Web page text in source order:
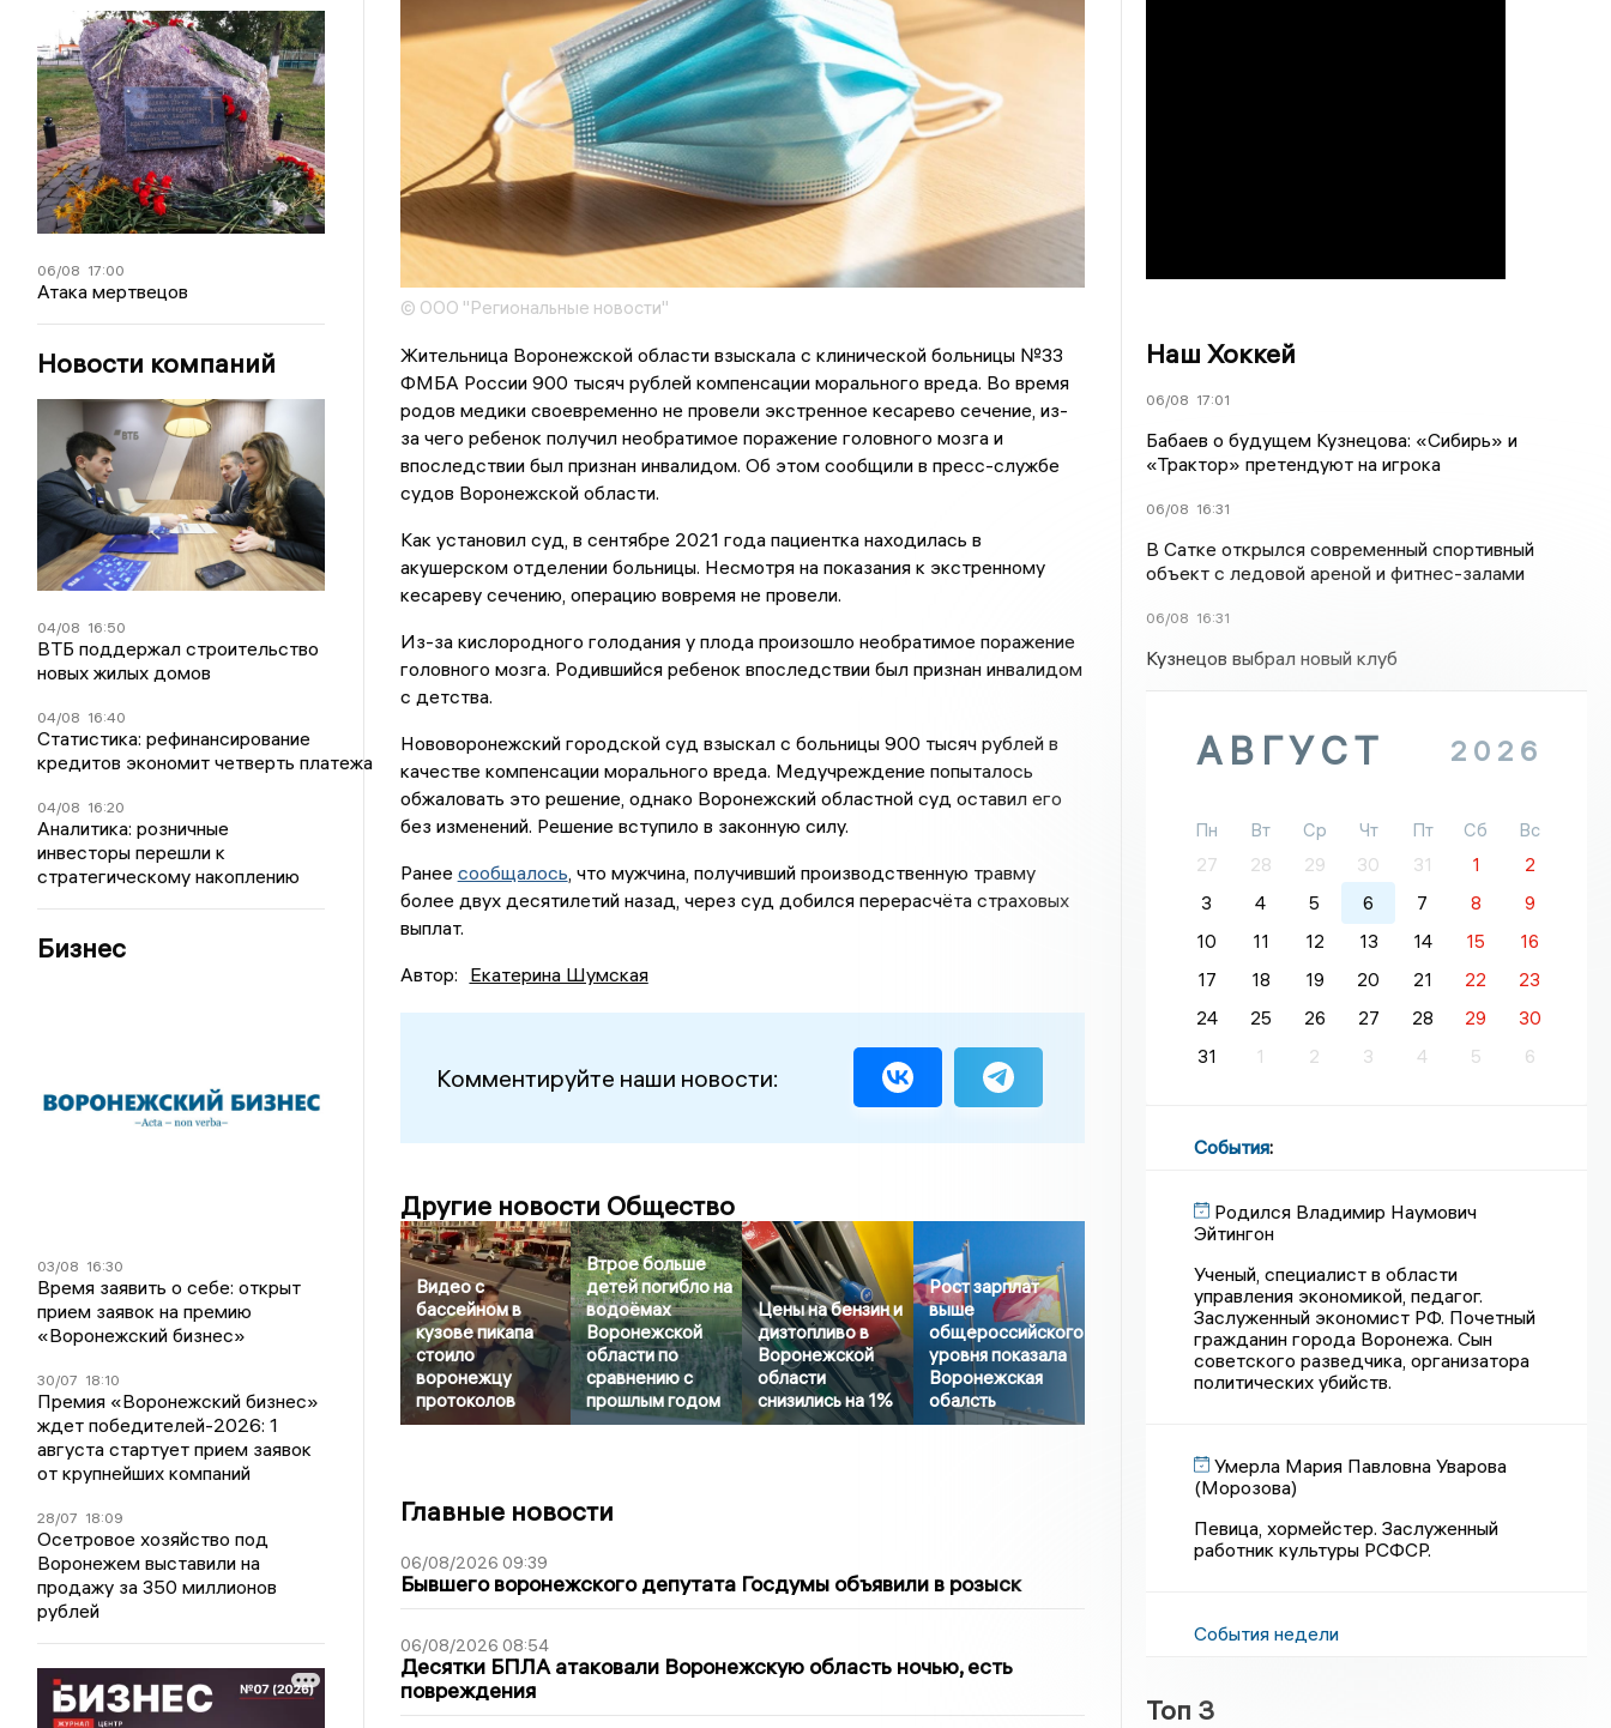
06/08 17:00
Атака мертвецов
Новости компаний
04/08 16:50
ВТБ поддержал строительство
новых жилых домов
04/08 16:40
Статистика: рефинансирование
кредитов экономит четверть платежа
04/08 16:20
Аналитика: розничные
инвесторы перешли к
стратегическому накоплению
Бизнес
03/08 16:30
Время заявить о себе: открыт
прием заявок на премию
«Воронежский бизнес»
30/07 18:10
Премия «Воронежский бизнес»
ждет победителей-2026: 1
августа стартует прием заявок
от крупнейших компаний
28/07 18:09
Осетровое хозяйство под
Воронежем выставили на
продажу за 350 миллионов
рублей
© ООО "Региональные новости"
Жительница Воронежской области взыскала с клинической больницы №33
ФМБА России 900 тысяч рублей компенсации морального вреда. Во время
родов медики своевременно не провели экстренное кесарево сечение, из-
за чего ребенок получил необратимое поражение головного мозга и
впоследствии был признан инвалидом. Об этом сообщили в пресс-службе
судов Воронежской области.
Как установил суд, в сентябре 2021 года пациентка находилась в
акушерском отделении больницы. Несмотря на показания к экстренному
кесареву сечению, операцию вовремя не провели.
Из-за кислородного голодания у плода произошло необратимое поражение
головного мозга. Родившийся ребенок впоследствии был признан инвалидом
с детства.
Нововоронежский городской суд взыскал с больницы 900 тысяч рублей в
качестве компенсации морального вреда. Медучреждение попыталось
обжаловать это решение, однако Воронежский областной суд оставил его
без изменений. Решение вступило в законную силу.
Ранее сообщалось , что мужчина, получивший производственную травму
более двух десятилетий назад, через суд добился перерасчёта страховых
выплат.
Автор: Екатерина Шумская
Комментируйте наши новости:
Другие новости Общество
Видео с
бассейном в
кузове пикапа
стоило
воронежцу
протоколов
Втрое больше
детей погибло на
водоёмах
Воронежской
области по
сравнению с
прошлым годом
Цены на бензин и
дизтопливо в
Воронежской
области
снизились на 1%
Рост зарплат
выше
общероссийского
уровня показала
Воронежская
обалсть
Главные новости
06/08/2026 09:39
Бывшего воронежского депутата Госдумы объявили в розыск
06/08/2026 08:54
Десятки БПЛА атаковали Воронежскую область ночью, есть
повреждения
Наш Хоккей
06/08 17:01
Бабаев о будущем Кузнецова: «Сибирь» и
«Трактор» претендуют на игрока
06/08 16:31
В Сатке открылся современный спортивный
объект с ледовой ареной и фитнес-залами
06/08 16:31
Кузнецов выбрал новый клуб
АВГУСТ 2026
Пн Вт Ср Чт Пт Сб
Вс
27
28 29 30 31 1
2
3
4 5 6 7 8
9
10
11 12 13 14 15
16
17
18 19 20 21 22
23
24
25 26 27 28 29
30
31
1 2 3 4 5 6
События:
Родился Владимир Наумович
Эйтингон
Ученый, специалист в области
управления экономикой, педагог.
Заслуженный экономист РФ. Почетный
гражданин города Воронежа. Сын
советского разведчика, организатора
политических убийств.
Умерла Мария Павловна Уварова
(Морозова)
Певица, хормейстер. Заслуженный
работник культуры РСФСР.
События недели
Топ 3